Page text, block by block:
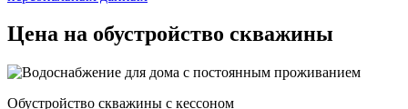
Цена на обустройство скважины
Обустройство скважины с кессоном